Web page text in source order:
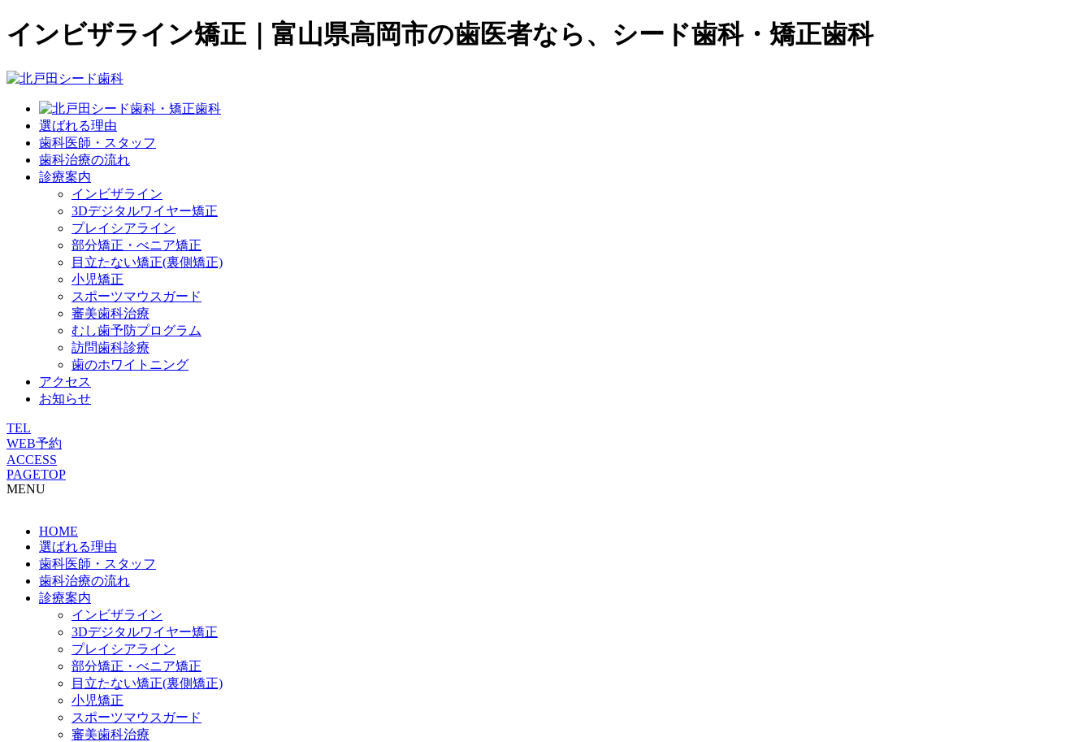
インビザライン矯正｜富山県高岡市の歯医者なら、シード歯科・矯正歯科
選ばれる理由
歯科医師・スタッフ
歯科治療の流れ
診療案内
インビザライン
3Dデジタルワイヤー矯正
プレイシアライン
部分矯正・べニア矯正
目立たない矯正(裏側矯正)
小児矯正
スポーツマウスガード
審美歯科治療
むし歯予防プログラム
訪問歯科診療
歯のホワイトニング
アクセス
お知らせ
TEL
WEB予約
ACCESS
PAGETOP
MENU
HOME
選ばれる理由
歯科医師・スタッフ
歯科治療の流れ
診療案内
インビザライン
3Dデジタルワイヤー矯正
プレイシアライン
部分矯正・べニア矯正
目立たない矯正(裏側矯正)
小児矯正
スポーツマウスガード
審美歯科治療